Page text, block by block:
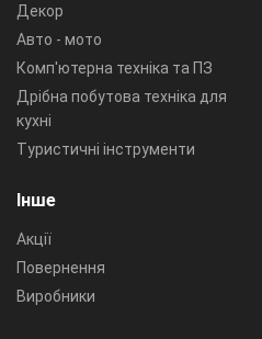
Декор
Авто - мото
Комп'ютерна техніка та ПЗ
Дрібна побутова техніка для
кухні
Туристичні інструменти
Інше
Акції
Повернення
Виробники